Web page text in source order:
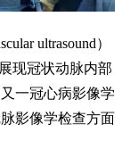
ultrasound）
现冠状动脉内部
一冠心病影像学
影像学检查方面